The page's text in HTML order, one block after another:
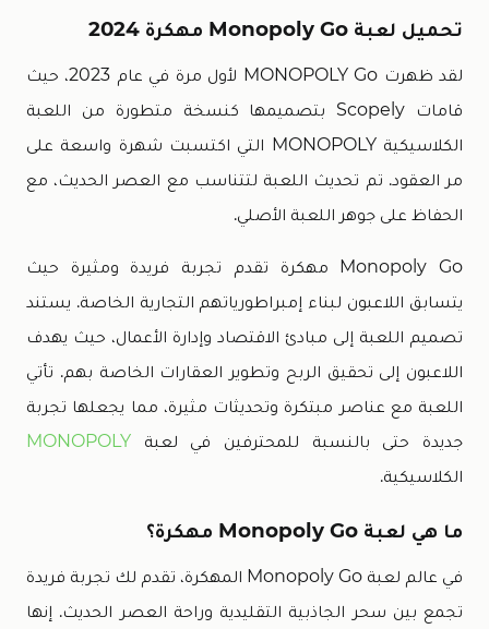
تحميل لعبة Monopoly Go مهكرة 2024
لقد ظهرت MONOPOLY Go لأول مرة في عام 2023، حيث
قامات Scopely بتصميمها كنسخة متطورة من اللعبة
الكلاسيكية MONOPOLY التي اكتسبت شهرة واسعة على
مر العقود. تم تحديث اللعبة لتتناسب مع العصر الحديث، مع
الحفاظ على جوهر اللعبة الأصلي.
Monopoly Go مهكرة تقدم تجربة فريدة ومثيرة حيث
يتسابق اللاعبون لبناء إمبراطورياتهم التجارية الخاصة. يستند
تصميم اللعبة إلى مبادئ الاقتصاد وإدارة الأعمال، حيث يهدف
اللاعبون إلى تحقيق الربح وتطوير العقارات الخاصة بهم. تأتي
اللعبة مع عناصر مبتكرة وتحديثات مثيرة، مما يجعلها تجربة
جديدة حتى بالنسبة للمحترفين في لعبة MONOPOLY
الكلاسيكية.
ما هي لعبة Monopoly Go مهكرة؟
في عالم لعبة Monopoly Go المهكرة، تقدم لك تجربة فريدة
تجمع بين سحر الجاذبية التقليدية وراحة العصر الحديث. إنها